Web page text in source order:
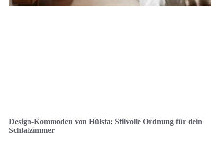
Design-Kommoden von Hülsta: Stilvolle Ordnung für dein
Schlafzimmer